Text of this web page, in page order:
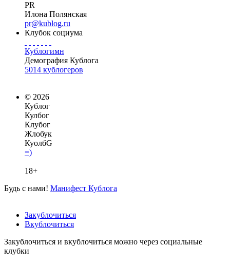
PR
Илона Полянская
pr@kublog.ru
Клубок социума
Кублогимн
Демография Кублога
5014 кублогеров
© 2026
Кублог
Кулбог
Клубог
Жлобук
КуолбG
=)
18+
Будь с нами! Манифест Кублога
Закублочиться
Вкублочиться
Закублочиться и вкублочиться можно через социальные
клубки